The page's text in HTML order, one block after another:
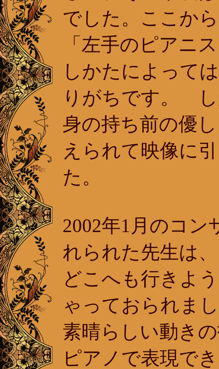
でした。ここか
「左手のピアニ
しかたによって
りがちです。 し
身の持ち前の優
えられて映像に
た。
2002年1月のコン
れられた先生は
どこへも行きよ
ゃっておられま
素晴らしい動き
ピアノで表現で